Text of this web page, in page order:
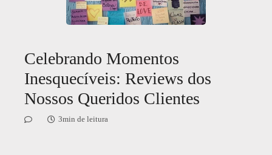
Celebrando Momentos
Inesquecíveis: Reviews dos
Nossos Queridos Clientes
3min de leitura